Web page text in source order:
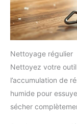
Nettoyage régulier
Nettoyez votre
l’accumulation de
humide pour
sécher